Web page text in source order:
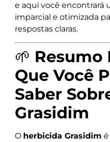
e aqui você encontrará
imparcial e otimizada
respostas claras.
🌱 Resumo
Que Você
Saber
Grasidim
O herbicida Grasidim é